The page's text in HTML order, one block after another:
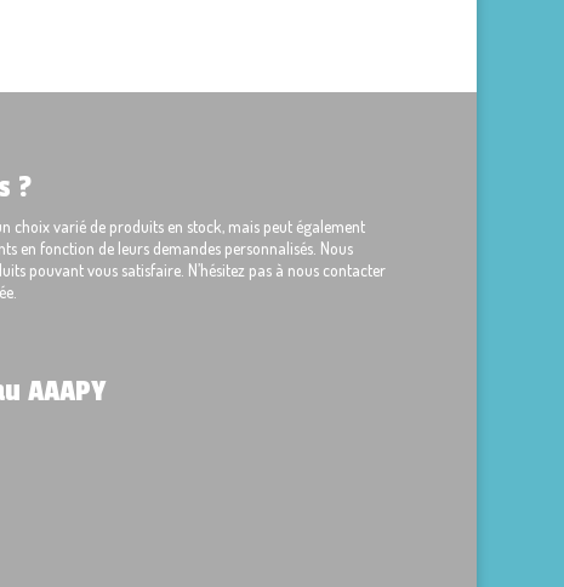
?
choix varié de produits en stock, mais peut également
en fonction de leurs demandes personnalisés. Nous
pouvant vous satisfaire. N’hésitez pas à nous contacter
AAAPY